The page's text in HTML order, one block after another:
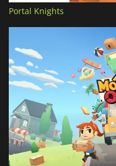
Portal Knights